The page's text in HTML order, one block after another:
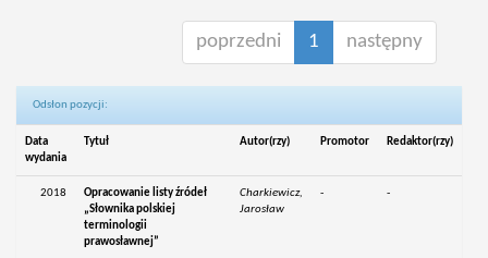
poprzedni 1 następny
Odsłon pozycji:
Data
wydania
Tytuł Autor(rzy) Promotor Redaktor(rzy)
2018
Opracowanie listy źródeł
„Słownika polskiej
terminologii
prawosławnej”
Charkiewicz,
Jarosław
- -